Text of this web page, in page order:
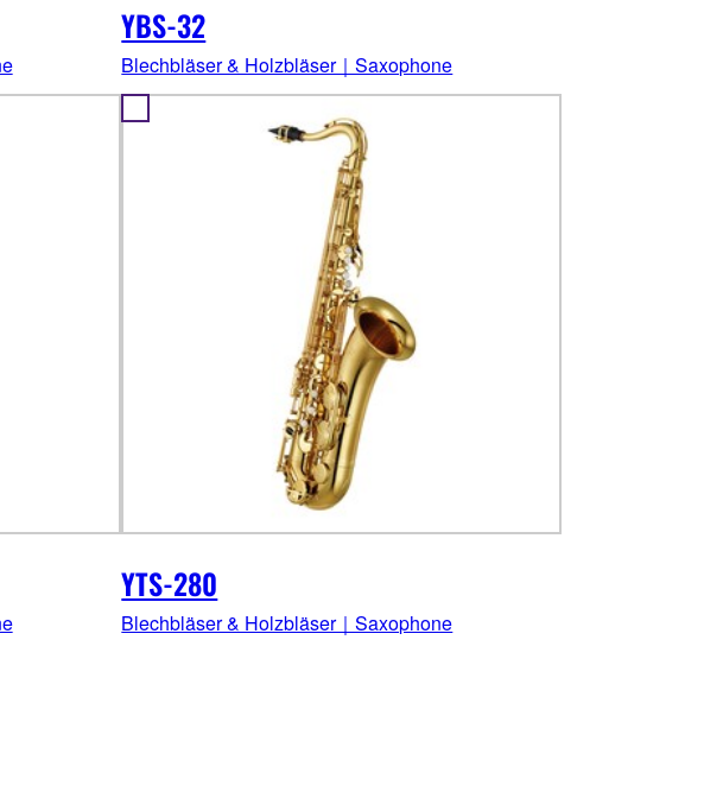
YBS-32
Blechbläser & Holzbläser｜Saxophone
YTS-280
Blechbläser & Holzbläser｜Saxophone